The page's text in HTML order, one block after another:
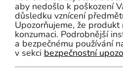
aby nedošlo k poškození
důsledku vznícení
Upozorňujeme, že produkt
konzumaci. Podrobnější
a bezpečnému používání
v sekci bezpečnostní